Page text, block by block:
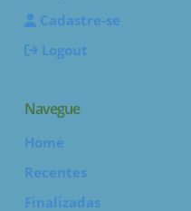
Cadastre-se
Logout
Navegue
Home
Recentes
Finalizadas